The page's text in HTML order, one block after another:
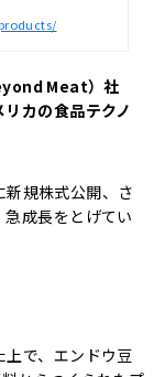
Meat）社
カの食品テクノ
規株式公開、さ
成長をとげてい
で、エンドウ豆